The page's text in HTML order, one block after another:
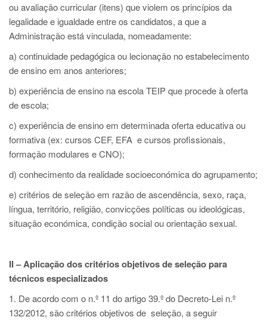
ou avaliação curricular (itens) que violem os princípios da
legalidade e igualdade entre os candidatos, a que a
Administração está vinculada, nomeadamente:
a) continuidade pedagógica ou lecionação no estabelecimento
de ensino em anos anteriores;
b) experiência de ensino na escola TEIP que procede à oferta
de escola;
c) experiência de ensino em determinada oferta educativa ou
formativa (ex: cursos CEF, EFA e cursos profissionais,
formação modulares e CNO);
d) conhecimento da realidade socioeconómica do agrupamento;
e) critérios de seleção em razão de ascendência, sexo, raça,
língua, território, religião, convicções políticas ou ideológicas,
situação económica, condição social ou orientação sexual.
II – Aplicação dos critérios objetivos de seleção para
técnicos especializados
1. De acordo com o n.º 11 do artigo 39.º do Decreto-Lei n.º
132/2012, são critérios objetivos de seleção, a seguir